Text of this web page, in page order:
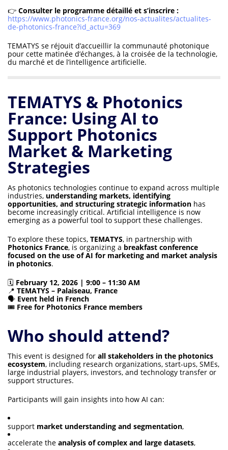
👉 Consulter le programme détaillé et s’inscrire :
https://www.photonics-france.org/nos-actualites/actualites-
de-photonics-france?id_actu=369
TEMATYS se réjouit d’accueillir la communauté photonique
pour cette matinée d’échanges, à la croisée de la technologie,
du marché et de l’intelligence artificielle.
TEMATYS & Photonics
France: Using AI to
Support Photonics
Market & Marketing
Strategies
As photonics technologies continue to expand across multiple
industries, understanding markets, identifying
opportunities, and structuring strategic information has
become increasingly critical. Artificial intelligence is now
emerging as a powerful tool to support these challenges.
To explore these topics, TEMATYS, in partnership with
Photonics France, is organizing a breakfast conference
focused on the use of AI for marketing and market analysis
in photonics.
🗓 February 12, 2026 | 9:00 – 11:30 AM
📍 TEMATYS – Palaiseau, France
🗣 Event held in French
🎟 Free for Photonics France members
Who should attend?
This event is designed for all stakeholders in the photonics
ecosystem, including research organizations, start-ups, SMEs,
large industrial players, investors, and technology transfer or
support structures.
Participants will gain insights into how AI can:
support market understanding and segmentation,
accelerate the analysis of complex and large datasets,